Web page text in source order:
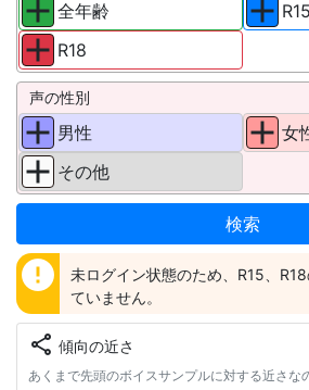
全年齢
R18
R15
声の性別
男性
その他
女
error
未ログイン状態のため、R15、
ていません。
share 傾向の近さ
あくまで先頭のボイスサンプルに対する近さな